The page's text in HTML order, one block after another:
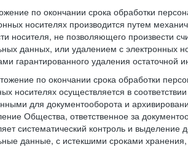
по окончании срока обработки
носителях производится путем
носителя, не позволяющего произвести
данных, или удалением с электронных
гарантированного удаления остаточной
по окончании срока обработки
носителях осуществляется в
для документооборота и
Общества, ответственное за
систематический контроль и выделение
данные, с истекшими сроками